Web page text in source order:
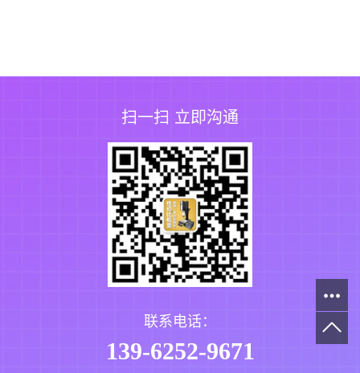
扫一扫 立即沟通
联系电话：
139-6252-9671